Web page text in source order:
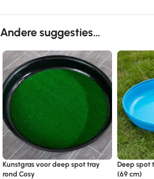
Andere suggesties…
Kunstgras voor deep spot tray
rond Cosy
Deep spot
(69 cm)